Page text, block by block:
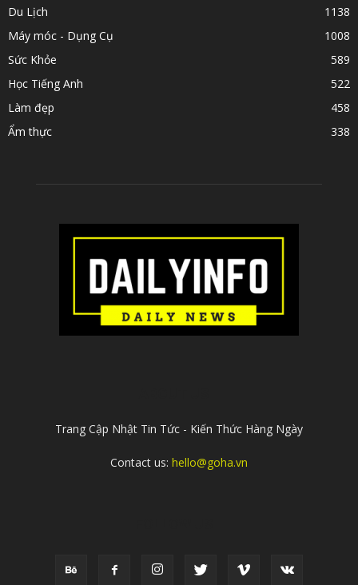
Du Lịch
1138
Máy móc - Dụng Cụ
1008
Sức Khỏe
589
Học Tiếng Anh
522
Làm đẹp
458
Ẩm thực
338
Trang Cập Nhật Tin Tức - Kiến Thức Hàng Ngày
Contact us: hello@goha.vn